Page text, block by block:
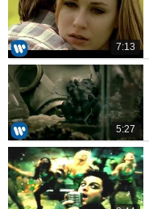
7:13
5:27